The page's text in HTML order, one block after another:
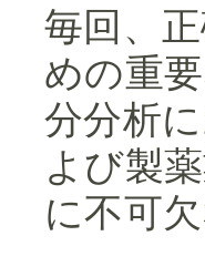
毎回、
めの重
分分析
よび製
に不可